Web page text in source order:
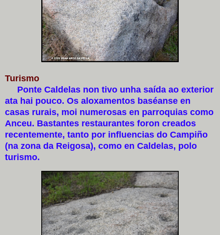
Turismo
Ponte Caldelas non tivo unha saída ao exterior
ata hai pouco. Os aloxamentos baséanse en
casas rurais, moi numerosas en parroquias como
Anceu. Bastantes restaurantes foron creados
recentemente, tanto por influencias do Campiño
(na zona da Reigosa), como en Caldelas, polo
turismo.